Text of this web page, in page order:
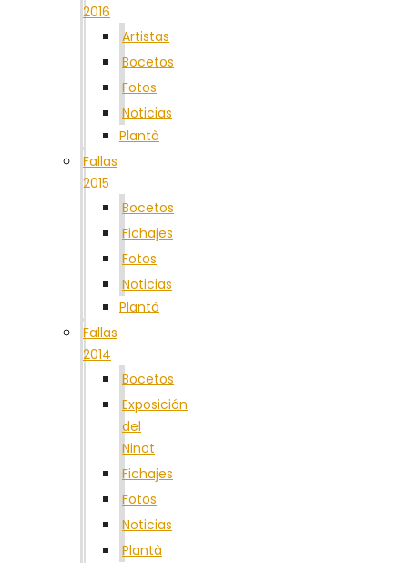
2016
Artistas
Bocetos
Fotos
Noticias
Plantà
Fallas
2015
Bocetos
Fichajes
Fotos
Noticias
Plantà
Fallas
2014
Bocetos
Exposición
del
Ninot
Fichajes
Fotos
Noticias
Plantà